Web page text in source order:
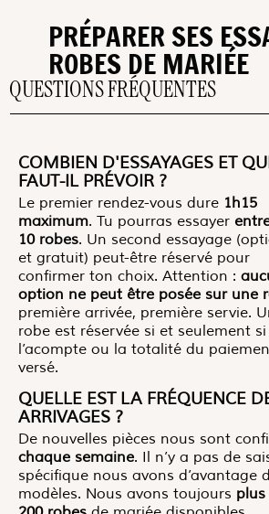
PRÉPARER SES
ROBES DE MARIÉE
QUESTIONS FRÉQUENTES
COMBIEN D'ESSAYAGES ET
FAUT-IL PRÉVOIR ?
Le premier rendez-vous dure 1h15
maximum. Tu pourras essayer
10 robes. Un second essayage
et gratuit) peut-être réservé pour
confirmer ton choix. Attention :
option ne peut être posée sur une
première arrivée, première servie.
robe est réservée si et seulement si
l’acompte ou la totalité du
versé.
QUELLE EST LA FRÉQUENCE
ARRIVAGES ?
De nouvelles pièces nous sont
chaque semaine. Il n’y a pas de
spécifique nous avons d’avantage
modèles. Nous avons toujours plus